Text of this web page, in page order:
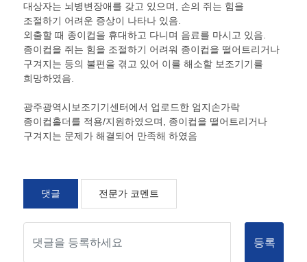
대상자는 뇌병변장애를 갖고 있으며, 손의 쥐는 힘을
조절하기 어려운 증상이 나타나 있음.
외출할 때 종이컵을 휴대하고 다니며 음료를 마시고 있음.
종이컵을 쥐는 힘을 조절하기 어려워 종이컵을 떨어트리거나
구겨지는 등의 불편을 겪고 있어 이를 해소할 보조기기를
희망하였음.
광주광역시보조기기센터에서 업로드한 엄지손가락
종이컵홀더를 적용/지원하였으며, 종이컵을 떨어트리거나
구겨지는 문제가 해결되어 만족해 하였음
댓글 전문가 코멘트
등록